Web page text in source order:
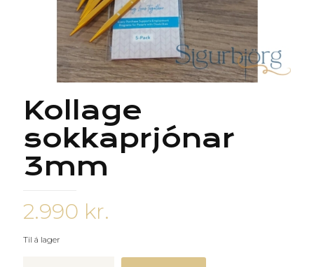
Kollage
sokkaprjónar
3mm
2.990 kr.
Til á lager